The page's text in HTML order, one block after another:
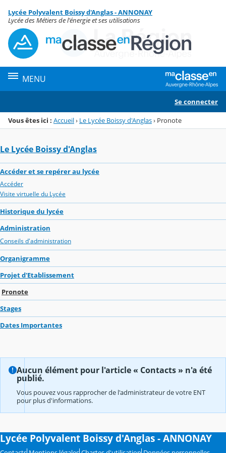
Menu de la rubrique
Contenu
Lycée Polyvalent Boissy d'Anglas - ANNONAY
Lycée des Métiers de l'énergie et ses utilisations
MENU
Se connecter
Vous êtes ici : Accueil› Le Lycée Boissy d'Anglas› Pronote
Le Lycée Boissy d'Anglas
Accéder et se repérer au lycée
Accéder
Visite virtuelle du Lycée
Historique du lycée
Administration
Conseils d'administration
Organigramme
Projet d'Etablissement
Pronote
Stages
Dates Importantes
Aucun élément pour l'article « Contacts » n'a été
publié.
Vous pouvez vous rapprocher de l'administrateur de votre ENT
pour plus d'informations.
Lycée Polyvalent Boissy d'Anglas - ANNONAY